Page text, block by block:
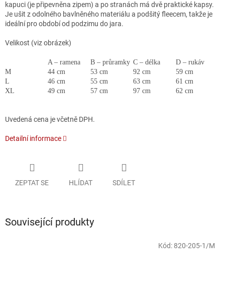
kapuci (je připevněna zipem) a po stranách má dvě praktické kapsy.
Je ušit z odolného bavlněného materiálu a podšitý fleecem, takže je
ideální pro období od podzimu do jara.
Velikost (viz obrázek)
A – ramena B – průramky C – délka
D – rukáv
M
44 cm 53 cm 92 cm
59 cm
L
46 cm 55 cm 63 cm
61 cm
XL
49 cm 57 cm 97 cm 62 cm
Uvedená cena je včetně DPH.
Detailní informace
ZEPTAT SE HLÍDAT SDÍLET
Související produkty
Kód: 820-205-1/M